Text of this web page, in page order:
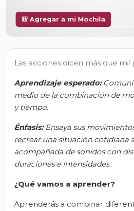
🎒 Agregar a mi Mochila
Las acciones dicen más que mil
Aprendizaje esperado:
medio de la combinación de
y tiempo.
Énfasis:Ensaya sus
recrear una situación cotidiana
acompañada de sonidos con
duraciones e intensidades.
¿Qué vamos a aprender?
Aprenderás a combinar